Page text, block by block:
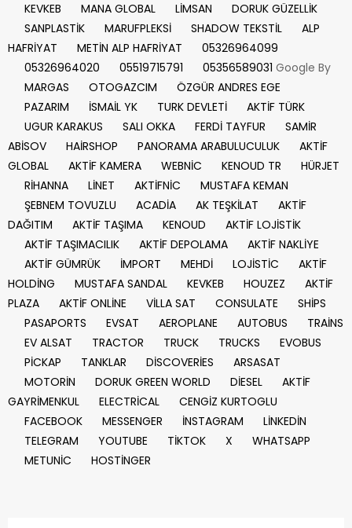
KEVKEB
MANA GLOBAL LİMSAN
DORUK GÜZELLİK
SANPLASTİK
MARUFPLEKSİ SHADOW TEKSTİL
ALP
HAFRİYAT
METİN ALP HAFRİYAT
05326964099
05326964020
05519715791 05356589031 Google By
MARGAS
OTOGAZCIM
ÖZGÜR ANDRES EGE
PAZARIM
İSMAİL YK TURK DEVLETİ
AKTİF TÜRK
UGUR KARAKUS
SALI OKKA FERDİ TAYFUR
SAMİR
ABİSOV
HAİRSHOP PANORAMA ARABULUCULUK
AKTİF
GLOBAL
AKTİF KAMERA WEBNİC KENOUD TR
HÜRJET
RİHANNA
LİNET AKTİFNİC
MUSTAFA KEMAN
ŞEBNEM TOVUZLU
ACADİA AK TEŞKİLAT
AKTİF
DAĞITIM
AKTİF TAŞIMA KENOUD
AKTİF LOJİSTİK
AKTİF TAŞIMACILIK
AKTİF DEPOLAMA
AKTİF NAKLİYE
AKTİF GÜMRÜK
İMPORT MEHDİ LOJİSTİC
AKTİF
HOLDİNG
MUSTAFA SANDAL KEVKEB HOUZEZ
AKTİF
PLAZA
AKTİF ONLİNE VİLLA SAT CONSULATE
SHİPS
PASAPORTS
EVSAT AEROPLANE AUTOBUS
TRAİNS
EV ALSAT
TRACTOR TRUCK TRUCKS
EVOBUS
PİCKAP
TANKLAR DİSCOVERİES
ARSASAT
MOTORİN
DORUK GREEN WORLD DİESEL
AKTİF
GAYRİMENKUL
ELECTRİCAL
CENGİZ KURTOGLU
FACEBOOK
MESSENGER İNSTAGRAM
LİNKEDİN
TELEGRAM
YOUTUBE TİKTOK X
WHATSAPP
METUNİC
HOSTİNGER